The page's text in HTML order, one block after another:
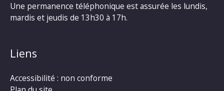
Une permanence téléphonique est assurée les lundis,
mardis et jeudis de 13h30 à 17h.
Liens
Accessibilité : non conforme